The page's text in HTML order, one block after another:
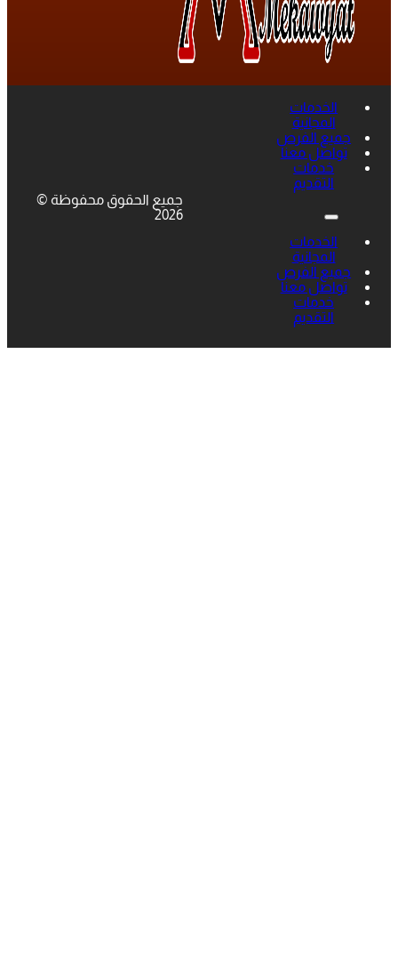
الخدمات
المجانية
جميع الفرص
تواصل معنا
خدمات
التقديم
الخدمات
المجانية
جميع الفرص
تواصل معنا
خدمات
التقديم
جميع الحقوق محفوظة ©
2026